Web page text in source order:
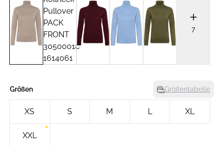
7
Größen Größentabelle
XS S M L XL
XXL